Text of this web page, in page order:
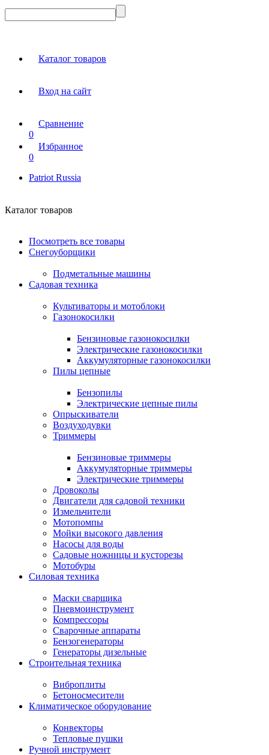
Каталог товаров
Вход на сайт
Сравнение
0
Избранное
0
Patriot Russia
Каталог товаров
Посмотреть все товары
Снегоуборщики
Подметальные машины
Садовая техника
Культиваторы и мотоблоки
Газонокосилки
Бензиновые газонокосилки
Электрические газонокосилки
Аккумуляторные газонокосилки
Пилы цепные
Бензопилы
Электрические цепные пилы
Опрыскиватели
Воздуходувки
Триммеры
Бензиновые триммеры
Аккумуляторные триммеры
Электрические триммеры
Дровоколы
Двигатели для садовой техники
Измельчители
Мотопомпы
Мойки высокого давления
Насосы для воды
Садовые ножницы и кусторезы
Мотобуры
Силовая техника
Маски сварщика
Пневмоинструмент
Компрессоры
Сварочные аппараты
Бензогенераторы
Генераторы дизельные
Строительная техника
Виброплиты
Бетоносмесители
Климатическое оборудование
Конвекторы
Тепловые пушки
Ручной инструмент